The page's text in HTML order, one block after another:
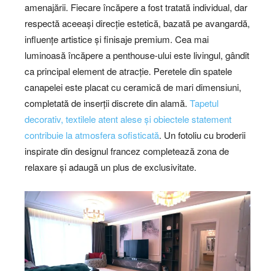
amenajării. Fiecare încăpere a fost tratată individual, dar
respectă aceeași direcție estetică, bazată pe avangardă,
influențe artistice și finisaje premium. Cea mai
luminoasă încăpere a penthouse-ului este livingul, gândit
ca principal element de atracție. Peretele din spatele
canapelei este placat cu ceramică de mari dimensiuni,
completată de inserții discrete din alamă. Tapetul
decorativ, textilele atent alese și obiectele statement
contribuie la atmosfera sofisticată. Un fotoliu cu broderii
inspirate din designul francez completează zona de
relaxare și adaugă un plus de exclusivitate.